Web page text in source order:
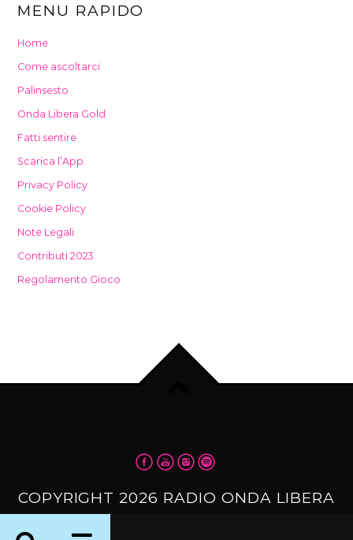
MENU RAPIDO
Home
Come ascoltarci
Palinsesto
Onda Libera Gold
Fatti sentire
Scarica l’App
Privacy Policy
Cookie Policy
Note Legali
Contributi 2023
Regolamento Gioco
COPYRIGHT 2026 RADIO ONDA LIBERA